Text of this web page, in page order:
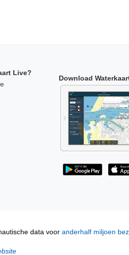
Live?
Download
data voor anderhalf miljoen